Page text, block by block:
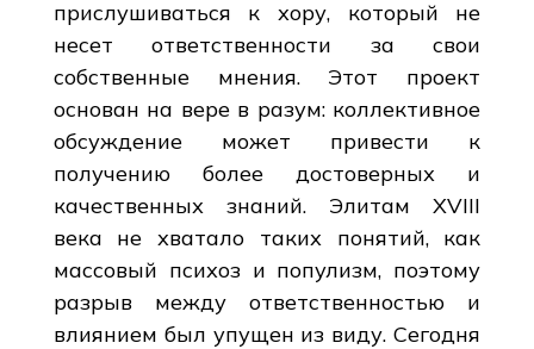
прислушиваться к хору, который не
несет ответственности за свои
собственные мнения. Этот проект
основан на вере в разум: коллективное
обсуждение может привести к
получению более достоверных и
качественных знаний. Элитам XVIII
века не хватало таких понятий, как
массовый психоз и популизм, поэтому
разрыв между ответственностью и
влиянием был упущен из виду. Сегодня